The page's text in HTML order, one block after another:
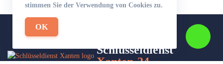
stimmen Sie der Verwendung von Cookies zu.
OK
Schlüsseldienst